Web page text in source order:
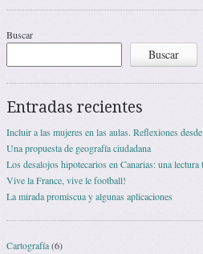
Buscar
Buscar
Entradas recientes
Incluir a las mujeres en las aulas. Reflexiones
Una propuesta de geografía ciudadana
Los desalojos hipotecarios en Canarias: una
Vive la France, vive le football!
La mirada promiscua y algunas aplicaciones
Cartografía(6)